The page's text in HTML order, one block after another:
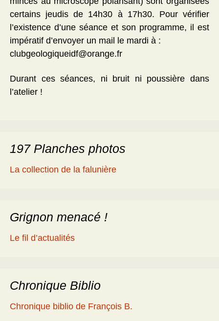
certains jeudis de 14h30 à 17h30. Pour vérifier
l’existence d’une séance et son programme, il est
impératif d’envoyer un mail le mardi à :
clubgeologiqueidf@orange.fr
Durant ces séances, ni bruit ni poussière dans
l’atelier !
197 Planches photos
La collection de la falunière
Grignon menacé !
Le fil d’actualités
Chronique Biblio
Chronique biblio de François B.